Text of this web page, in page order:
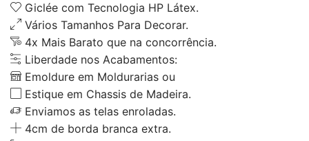
Giclée com Tecnologia HP Látex.
Vários Tamanhos Para Decorar.
4x Mais Barato que na concorrência.
Liberdade nos Acabamentos:
Emoldure em Moldurarias ou
Estique em Chassis de Madeira.
Enviamos as telas enroladas.
4cm de borda branca extra.